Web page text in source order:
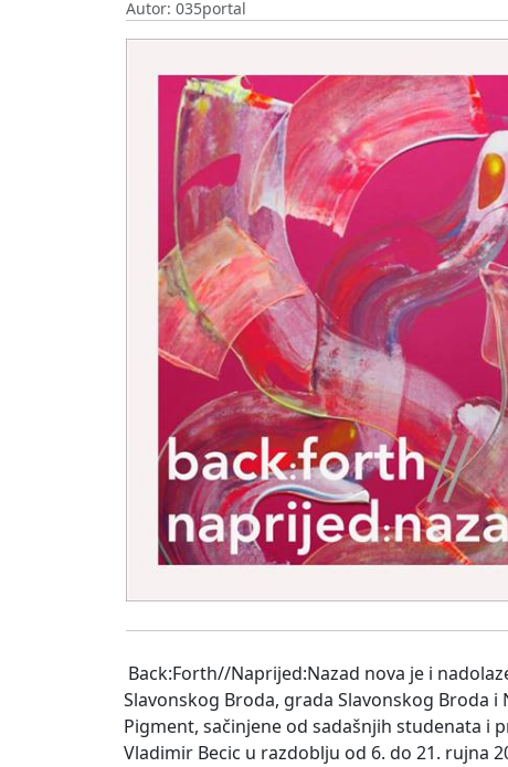
Autor: 035portal
Back:Forth//Naprijed:Nazad nova je i
Slavonskog Broda, grada Slavonskog Broda
Pigment, sačinjene od sadašnjih studenata i
Vladimir Becic u razdoblju od 6. do 21. rujna